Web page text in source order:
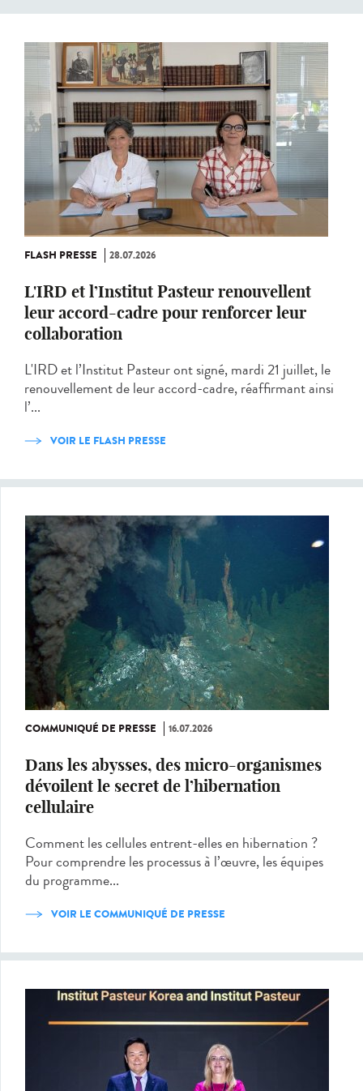
FLASH PRESSE 28.07.2026
L'IRD et l’Institut Pasteur renouvellent
leur accord-cadre pour renforcer leur
collaboration
L'IRD et l’Institut Pasteur ont signé, mardi 21 juillet, le
renouvellement de leur accord-cadre, réaffirmant ainsi
l’...
VOIR LE FLASH PRESSE
COMMUNIQUÉ DE PRESSE 16.07.2026
Dans les abysses, des micro-organismes
dévoilent le secret de l’hibernation
cellulaire
Comment les cellules entrent-elles en hibernation ?
Pour comprendre les processus à l’œuvre, les équipes
du programme...
VOIR LE COMMUNIQUÉ DE PRESSE